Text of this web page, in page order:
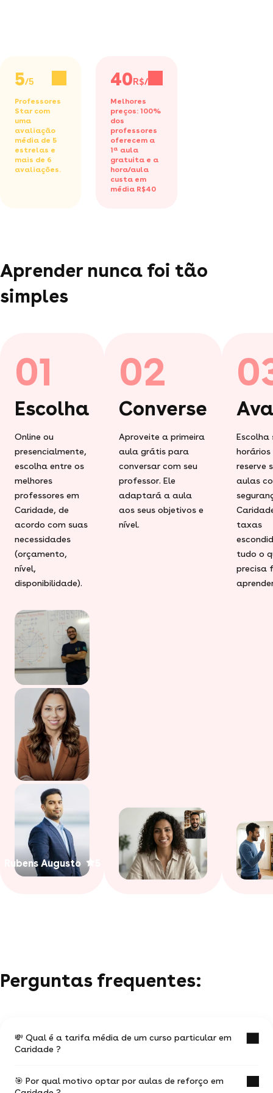
5/5
Professores
Star com
uma
avaliação
média de 5
estrelas e
mais de 6
avaliações.
40R$/h
Melhores
preços: 100%
dos
professores
oferecem a
1ª aula
gratuita e a
hora/aula
custa em
média R$40
Aprender nunca foi tão
simples
01
Escolha
Online ou
presencialmente,
escolha entre os
melhores
professores em
Caridade, de
acordo com suas
necessidades
(orçamento,
nível,
disponibilidade).
Rubens Augusto
02
Converse
Aproveite a primeira
aula grátis para
conversar com seu
professor. Ele
adaptará a aula
aos seus objetivos e
nível.
Escolha
horários
reserve
aulas
taxas
tudo o
precisa
Perguntas frequentes:
💸 Qual é a tarifa média de um curso particular em
Caridade ?
O valor médio de uma aula particular
🎯 Por qual motivo optar por aulas de reforço em